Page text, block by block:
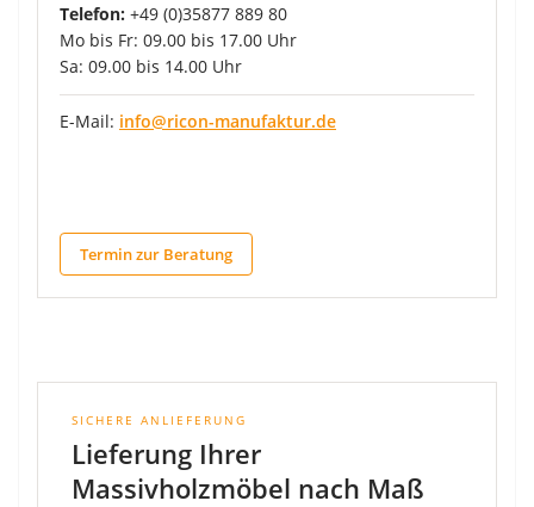
Telefon: +49 (0)35877 889 80
Mo bis Fr: 09.00 bis 17.00 Uhr
Sa: 09.00 bis 14.00 Uhr
E-Mail: info@ricon-manufaktur.de
Termin zur Beratung
SICHERE ANLIEFERUNG
Lieferung Ihrer
Massivholzmöbel nach Maß